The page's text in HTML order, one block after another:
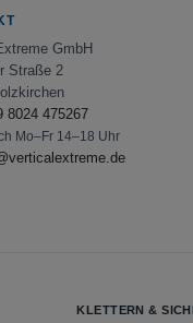
GmbH
Straße 2
8024 475267
Mo–Fr 14–18 Uhr
KLETTERN &